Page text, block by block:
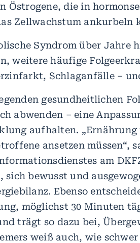
Östrogene, die in
Zellwachstum ankurbeln
Syndrom über Jahre
weitere häufige
Schlaganfälle –
gesundheitlichen
abwenden – eine
aufhalten. „Ernährung
ansetzen müssen“,
am
sich bewusst und
Ebenso
möglichst 30 Minuten
trägt so dazu bei,
weiß auch, wie